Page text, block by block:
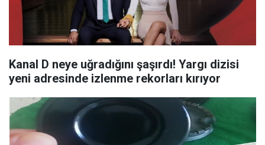
Kanal D neye uğradığını şaşırdı! Yargı dizisi
yeni adresinde izlenme rekorları kırıyor